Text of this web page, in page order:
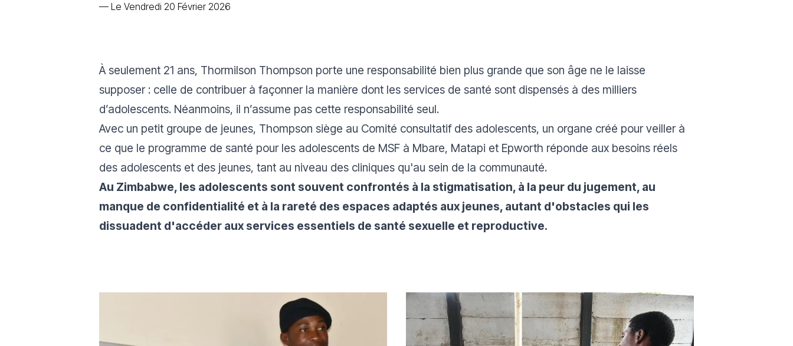
— Le Vendredi 20 Février 2026
À seulement 21 ans, Thormilson Thompson porte une responsabilité bien plus grande que son âge ne le laisse
supposer : celle de contribuer à façonner la manière dont les services de santé sont dispensés à des milliers
d’adolescents. Néanmoins, il n’assume pas cette responsabilité seul.
Avec un petit groupe de jeunes, Thompson siège au Comité consultatif des adolescents, un organe créé pour veiller à
ce que le programme de santé pour les adolescents de MSF à Mbare, Matapi et Epworth réponde aux besoins réels
des adolescents et des jeunes, tant au niveau des cliniques qu'au sein de la communauté.
Au Zimbabwe, les adolescents sont souvent confrontés à la stigmatisation, à la peur du jugement, au
manque de confidentialité et à la rareté des espaces adaptés aux jeunes, autant d'obstacles qui les
dissuadent d'accéder aux services essentiels de santé sexuelle et reproductive.